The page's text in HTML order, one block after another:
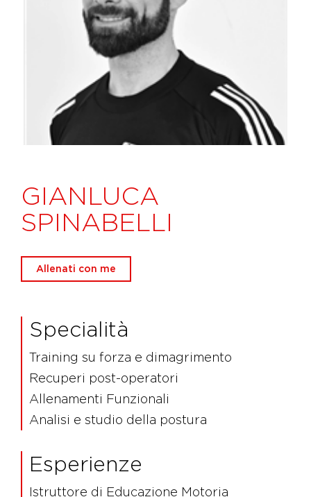
GIANLUCA
SPINABELLI
Allenati con me
Specialità
Training su forza e dimagrimento
Recuperi post-operatori
Allenamenti Funzionali
Analisi e studio della postura
Esperienze
Istruttore di Educazione Motoria